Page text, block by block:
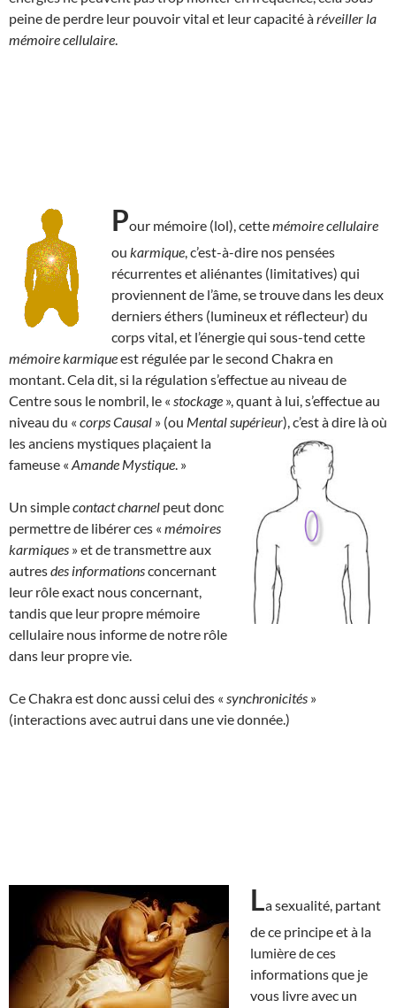
peine de perdre leur pouvoir vital et leur capacité àréveiller la
mémoire cellulaire
Pour mémoire (lol), cettemémoire cellulaire
ou karmique , c’est-à-dire nos pensées
récurrentes et aliénantes (limitatives) qui
proviennent de l’âme, se trouve dans les deux
derniers éthers (lumineux et réflecteur) du
corps vital, et l’énergie qui sous-tend cette
mémoire karmiqueest régulée par le second Chakra en
montant. Cela dit, si la régulation s’effectue au niveau de
Centre sous le nombril, le « stockage », quant à lui, s’effectue au
niveau du « corps Causal » (ou Mental supérieur), c’est à dire là où
les anciens mystiques plaçaient la
fameuse « Amande Mystique . »
Un simplecontact charnel peut donc
permettre de libérer ces « mémoires
karmiques » et de transmettre aux
autresdes informationsconcernant
leur rôle exact nous concernant,
tandis que leur propre mémoire
cellulaire nous informe de notre rôle
dans leur propre vie.
Ce Chakra est donc aussi celui des « synchronicités »
(interactions avec autrui dans une vie donnée.)
La sexualité, partant
de ce principe et à la
lumière de ces
informations que je
vous livre avec un